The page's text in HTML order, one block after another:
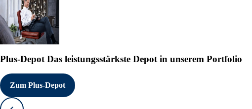
Plus-Depot Das leistungsstärkste Depot in unserem Portfolio
Zum Plus-Depot